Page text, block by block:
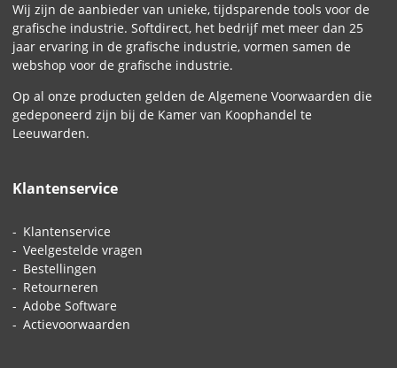
Wij zijn de aanbieder van unieke, tijdsparende tools voor de
grafische industrie. Softdirect, het bedrijf met meer dan 25
jaar ervaring in de grafische industrie, vormen samen de
webshop voor de grafische industrie.
Op al onze producten gelden deAlgemene Voorwaarden die
gedeponeerd zijn bij de Kamer van Koophandel te
Leeuwarden.
Klantenservice
Klantenservice
Veelgestelde vragen
Bestellingen
Retourneren
Adobe Software
Actievoorwaarden